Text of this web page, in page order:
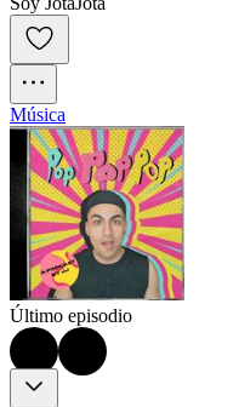
Música
Último episodio